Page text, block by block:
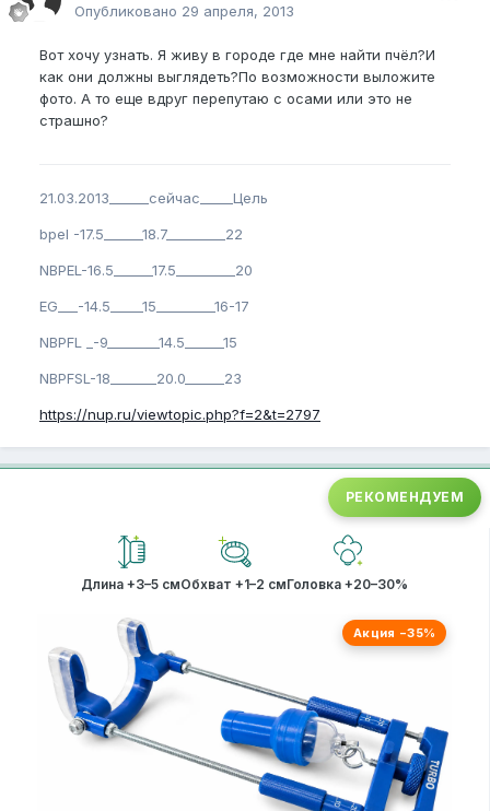
Опубликовано 29 апреля, 2013
Вот хочу узнать. Я живу в городе где мне найти пчёл?И
как они должны выглядеть?По возможности выложите
фото. А то еще вдруг перепутаю с осами или это не
страшно?
21.03.2013______сейчас_____Цель
bpel -17.5______18.7_________22
NBPEL-16.5______17.5_________20
EG___-14.5_____15_________16-17
NBPFL _-9________14.5______15
NBPFSL-18_______20.0______23
https://nup.ru/viewtopic.php?f=2&t=2797
РЕКОМЕНДУЕМ
Длина +3–5 смОбхват +1–2 смГоловка +20–30%
Акция −35%